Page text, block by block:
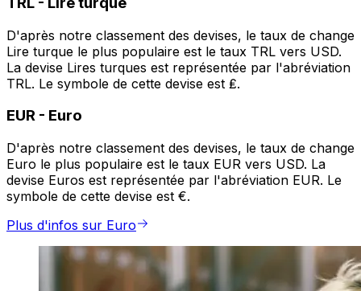
D'après notre classement des devises, le taux de change
Lire turque le plus populaire est le taux TRL vers USD.
La devise Lires turques est représentée par l'abréviation
TRL. Le symbole de cette devise est ₤.
EUR - Euro
D'après notre classement des devises, le taux de change
Euro le plus populaire est le taux EUR vers USD. La
devise Euros est représentée par l'abréviation EUR. Le
symbole de cette devise est €.
Plus d'infos sur Euro